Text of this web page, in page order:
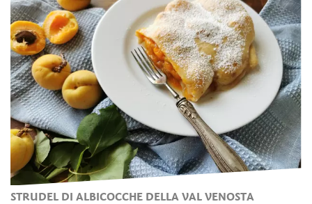
STRUDEL DI ALBICOCCHE DELLA VAL VENOSTA